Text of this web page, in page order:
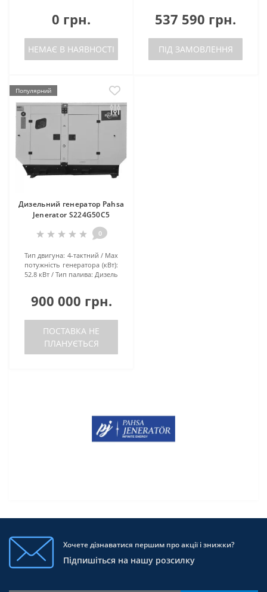
0 грн.
НЕМАЄ В НАЯВНОСТІ
537 590 грн.
ПІД ЗАМОВЛЕННЯ
Популярний
Дизельний генератор Pahsa
Jenerator S224G50C5
0
Тип двигуна: 4-тактний
Маx
потужність генератора (кВт):
52.8 кВт
Тип палива: Дизель
900 000 грн.
ПОСТАВКА НЕ
ПЛАНУЄТЬСЯ
Хочете дізнаватися першим про акції і знижки?
Підпишіться на нашу розсилку